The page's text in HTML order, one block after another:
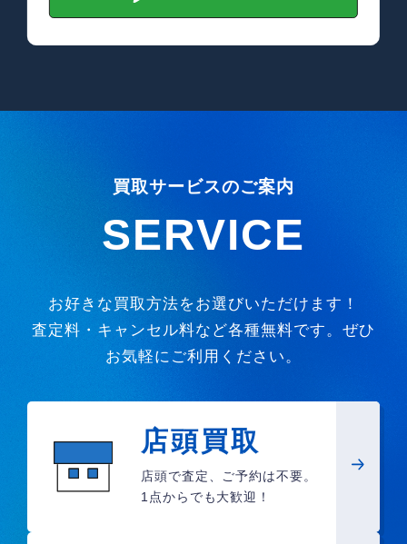
買取サービスのご案内
SERVICE
お好きな買取方法をお選びいただけます！
査定料・キャンセル料など各種無料です。ぜひ
お気軽にご利用ください。
店頭買取
店頭で査定、ご予約は不要。
1点からでも大歓迎！